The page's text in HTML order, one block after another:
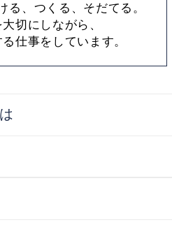
る、つくる、そだてる。
切にしながら、
仕事をしています。